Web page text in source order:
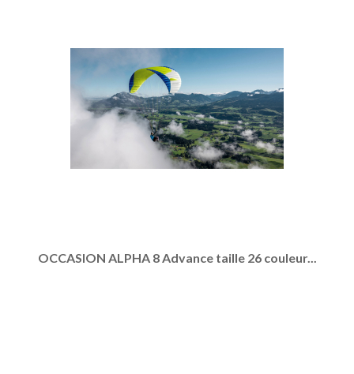
OCCASION ALPHA 8 Advance taille 26 couleur...